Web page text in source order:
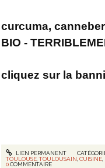
curcuma,
BIO -
cliquez sur la
LIEN PERMANENT
TOULOUSE ,TOULOUSAIN ,CUISINE
0COMMENTAIRE